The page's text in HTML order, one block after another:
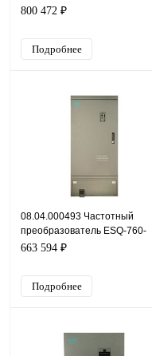
4T2800G/3150P, 380В, 280кВт,
800 472 ₽
Подробнее
08.04.000493 Частотный
преобразователь ESQ-760-
4T2200G/2500P, 380В, 220кВт,
663 594 ₽
Подробнее